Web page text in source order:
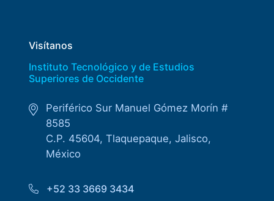
Visítanos
Instituto Tecnológico y de Estudios
Superiores de Occidente
Periférico Sur Manuel Gómez Morín #
8585
C.P. 45604, Tlaquepaque, Jalisco,
México
+52 33 3669 3434